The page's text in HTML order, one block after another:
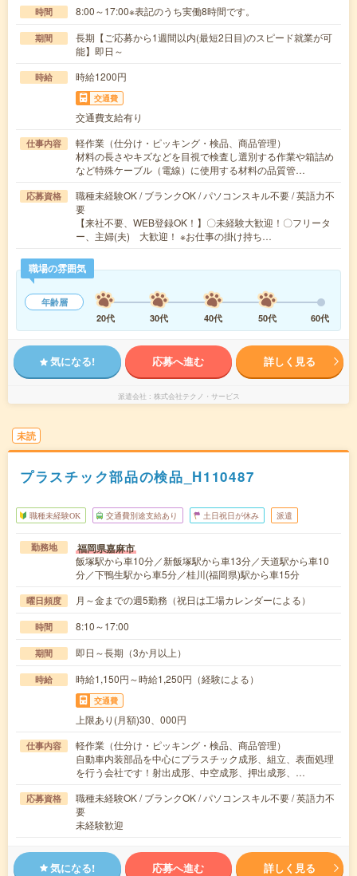
時間 8:00～17:00※表記のうち実働8時間です。
期間
長期【ご応募から1週間以内(最短2日目)のスピード就業が可
能】即日～
時給 時給1200円
交通費
交通費支給有り
仕事内容
軽作業（仕分け・ピッキング・検品、商品管理）
材料の長さやキズなどを目視で検査し選別する作業や箱詰め
など特殊ケーブル（電線）に使用する材料の品質管…
応募資格
職種未経験OK / ブランクOK / パソコンスキル不要 / 英語力不
要
【来社不要、WEB登録OK！】〇未経験大歓迎！〇フリータ
ー、主婦(夫) 大歓迎！ ※お仕事の掛け持ち…
職場の雰囲気
年齢層
20代
30代 40代 50代 60代
気になる! 応募へ進む 詳しく見る
派遣会社 株式会社テクノ・サービス
未読
プラスチック部品の検品_H110487
職種未経験OK 交通費別途支給あり 土日祝日が休み 派遣
勤務地 福岡県嘉麻市
飯塚駅から車10分／新飯塚駅から車13分／天道駅から車10
分／下鴨生駅から車5分／桂川(福岡県)駅から車15分
曜日頻度 月～金までの週5勤務（祝日は工場カレンダーによる）
時間 8:10～17:00
期間 即日～長期（3か月以上）
時給 時給1,150円～時給1,250円（経験による）
交通費
上限あり(月額)30、000円
仕事内容
軽作業（仕分け・ピッキング・検品、商品管理）
自動車内装部品を中心にプラスチック成形、組立、表面処理
を行う会社です！射出成形、中空成形、押出成形、…
応募資格
職種未経験OK / ブランクOK / パソコンスキル不要 / 英語力不
要
未経験歓迎
気になる! 応募へ進む 詳しく見る